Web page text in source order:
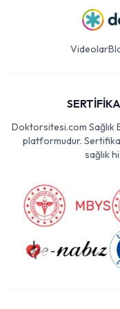
Videolar
Doktorsitesi.com Sağlık
platformudur.
sağlık